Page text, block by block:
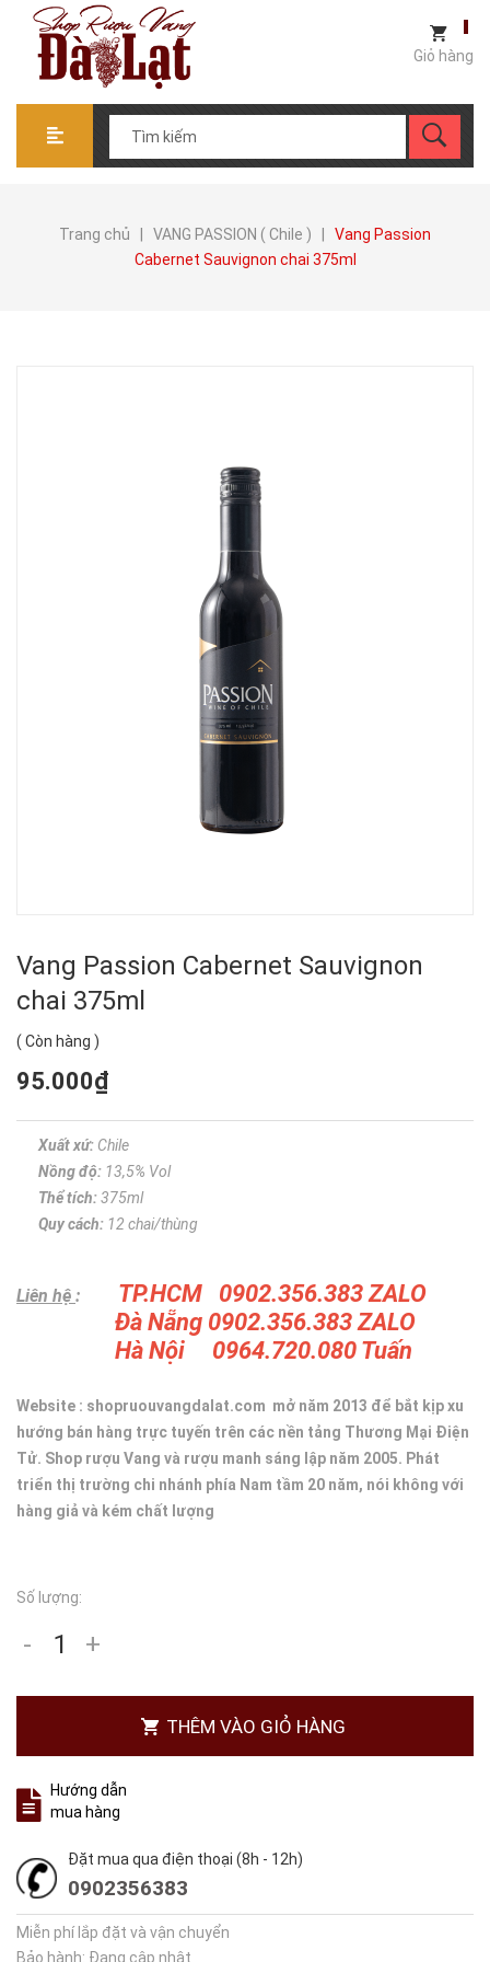
Giỏ hàng
Trang chủ VANG PASSION ( Chile )
Vang Passion
Cabernet Sauvignon chai 375ml
Vang Passion Cabernet Sauvignon
chai 375ml
( Còn hàng )
95.000₫
Xuất xứ: Chile
Nồng độ: 13,5% Vol
Thể tích:375ml
Quy cách: 12 chai/thùng
Liên hệ :
TP.HCM 0902.356.383 ZALO
Đà Nẵng 0902.356.383 ZALO
Hà Nội 0964.720.080 Tuấn
Website : shopruouvangdalat.com mở năm 2013 để bắt kịp xu
hướng bán hàng trực tuyến trên các nền tảng Thương Mại Điện
Tử. Shop rượu Vang và rượu manh sáng lập năm 2005. Phát
triển thị trường chi nhánh phía Nam tầm 20 năm, nói không với
hàng giả và kém chất lượng
Số lượng:
- +
THÊM VÀO GIỎ HÀNG
Hướng dẫn
mua hàng
Đặt mua qua điện thoại (8h - 12h)
0902356383
Miễn phí lắp đặt và vận chuyển
Bảo hành: Đang cập nhật